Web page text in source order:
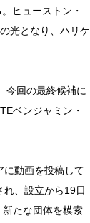
ヒューストン・
光となり、ハリケ
今回の最終候補に
ベンジャミン・
に動画を投稿して
、設立から19日
たな団体を模索